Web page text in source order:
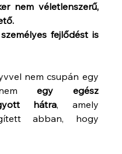
nem véletlenszerű,
fejlődést is
nem csupán egy
egy egész
hátra, amely
abban, hogy